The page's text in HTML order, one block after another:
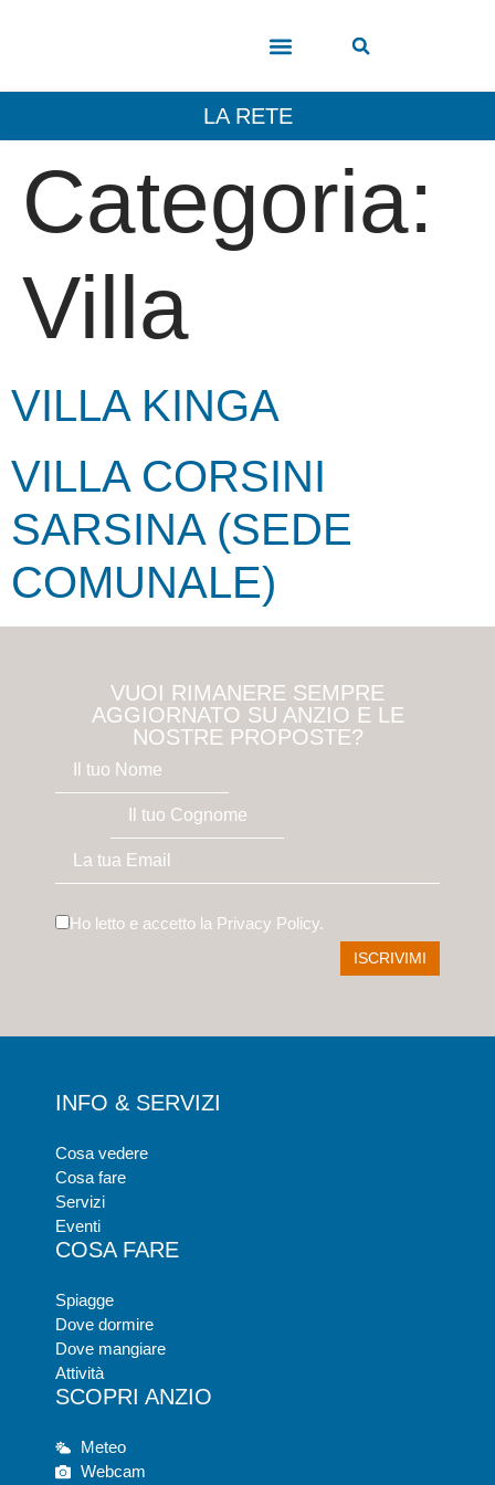
LA RETE
Categoria:
Villa
VILLA KINGA
VILLA CORSINI
SARSINA (SEDE
COMUNALE)
VUOI RIMANERE SEMPRE
AGGIORNATO SU ANZIO E LE
NOSTRE PROPOSTE?
Ho letto e accetto la Privacy Policy.
INFO & SERVIZI
Cosa vedere
Cosa fare
Servizi
Eventi
COSA FARE
Spiagge
Dove dormire
Dove mangiare
Attività
SCOPRI ANZIO
Meteo
Webcam